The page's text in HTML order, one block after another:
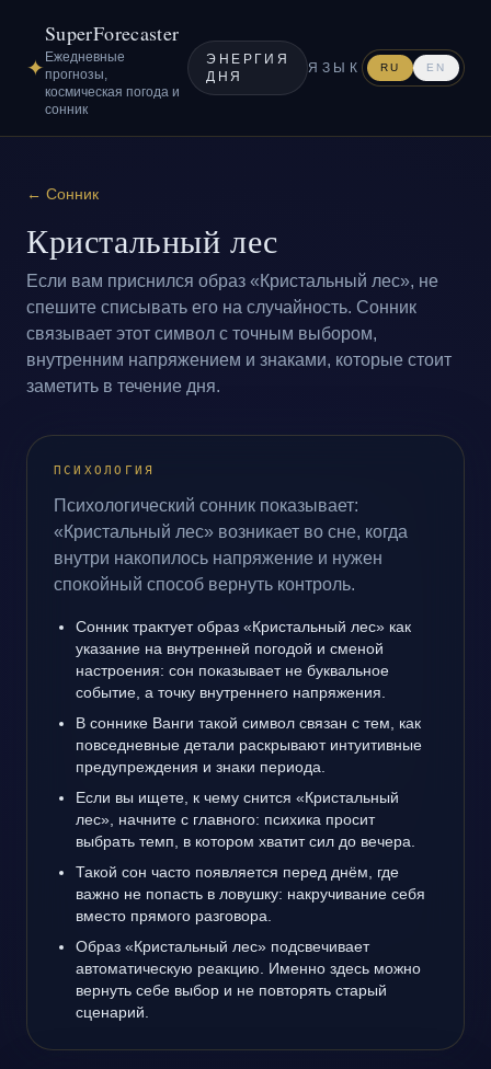
✦
SuperForecaster
Ежедневные
прогнозы,
космическая погода и
сонник
ЭНЕРГИЯ
ДНЯ
ЯЗЫК RU EN
← Сонник
Кристальный лес
Если вам приснился образ «Кристальный лес», не
спешите списывать его на случайность. Сонник
связывает этот символ с точным выбором,
внутренним напряжением и знаками, которые стоит
заметить в течение дня.
ПСИХОЛОГИЯ
Психологический сонник показывает:
«Кристальный лес» возникает во сне, когда
внутри накопилось напряжение и нужен
спокойный способ вернуть контроль.
Сонник трактует образ «Кристальный лес» как
указание на внутренней погодой и сменой
настроения: сон показывает не буквальное
событие, а точку внутреннего напряжения.
В соннике Ванги такой символ связан с тем, как
повседневные детали раскрывают интуитивные
предупреждения и знаки периода.
Если вы ищете, к чему снится «Кристальный
лес», начните с главного: психика просит
выбрать темп, в котором хватит сил до вечера.
Такой сон часто появляется перед днём, где
важно не попасть в ловушку: накручивание себя
вместо прямого разговора.
Образ «Кристальный лес» подсвечивает
автоматическую реакцию. Именно здесь можно
вернуть себе выбор и не повторять старый
сценарий.